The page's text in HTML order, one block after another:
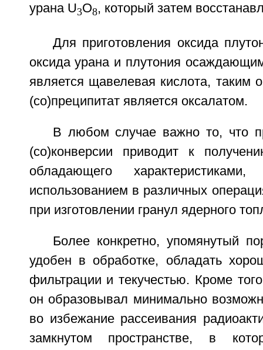
урана U3O8, который затем
Для приготовления оксида
оксида урана и плутония
является щавелевая кислота, таким
(со)преципитат является оксалатом.
В любом случае важно то, что
(со)конверсии приводит к
обладающего
использованием в различных
при изготовлении гранул ядерного
Более конкретно, упомянутый
удобен в обработке, обладать
фильтрации и текучестью. Кроме
он образовывал минимально
во избежание рассеивания
замкнутом пространстве, в